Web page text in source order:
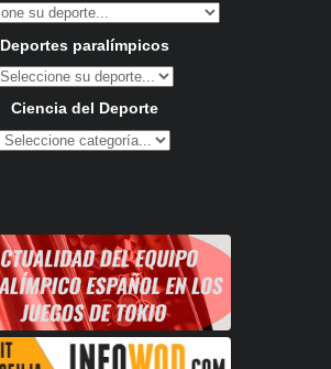
Deportes paralímpicos
Ciencia del Deporte